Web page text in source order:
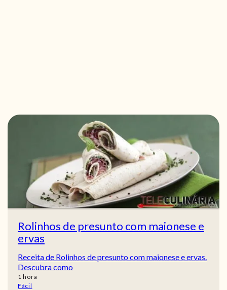
Rolinhos de presunto com maionese e
ervas
Receita de Rolinhos de presunto com maionese e ervas.
Descubra como
1 hora
hora
Fácil